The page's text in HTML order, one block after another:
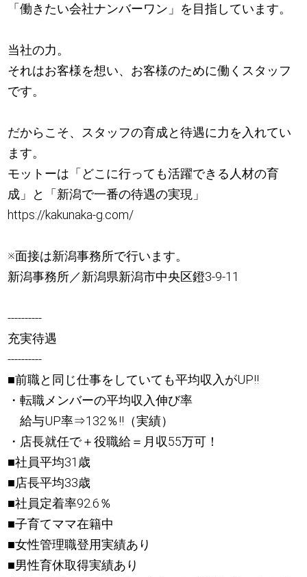
「働きたい会社ナンバーワン」を目指しています。
当社の力。
それはお客様を想い、お客様のために働くスタッフ
です。
だからこそ、スタッフの育成と待遇に力を入れてい
ます。
モットーは「どこに行っても活躍できる人材の育
成」と「新潟で一番の待遇の実現」
https://kakunaka-g.com/
※面接は新潟事務所で行います。
新潟事務所／新潟県新潟市中央区鐙3-9-11
----------
充実待遇
----------
■前職と同じ仕事をしていても平均収入がUP!!
・転職メンバーの平均収入伸び率
給与UP率⇒132％!!（実績）
・店長就任で＋役職給＝月収55万可！
■社員平均31歳
■店長平均33歳
■社員定着率92.6％
■子育てママ在籍中
■女性管理職登用実績あり
■男性育休取得実績あり